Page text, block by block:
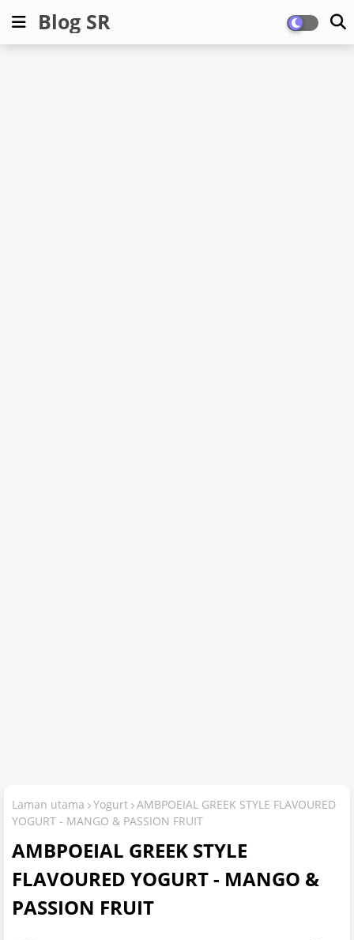
Blog SR
Laman utama Yogurt AMBPOEIAL GREEK STYLE FLAVOURED
YOGURT - MANGO & PASSION FRUIT
AMBPOEIAL GREEK STYLE
FLAVOURED YOGURT - MANGO &
PASSION FRUIT